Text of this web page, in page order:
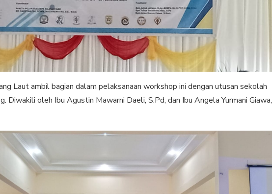
Laut ambil bagian dalam pelaksanaan workshop ini dengan utusan sekolah
Diwakili oleh Ibu Agustin Mawarni Daeli, S.Pd, dan Ibu Angela Yurmani Giawa,